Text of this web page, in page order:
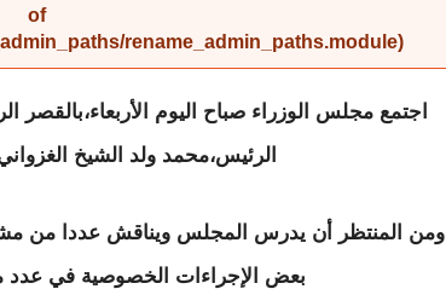
of
rename_admin_paths.module).
اجتمع مجلس الوزراء صباح اليوم الأربعاء،بالقصر
الرئيس،محمد ولد الشيخ
ومن المنتظر أن يدرس المجلس ويناقش عددا من
بعض الإجراءات الخصوصية في عدد